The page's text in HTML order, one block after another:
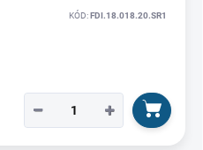
KÓD:FDI.18.018.20.SR1
+
−